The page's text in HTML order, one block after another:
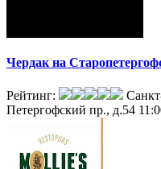
Чердак на
Рейтинг:
Петергофский пр., д.54